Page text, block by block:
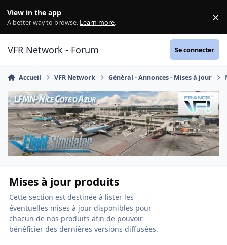
View in the app
A better way to browse. Learn more. ×
VFR Network - Forum Se connecter
Accueil VFR Network Général - Annonces - Mises à jour
Mises à jour produits
Cette section est destinée à lister les
éventuelles mises à jour disponibles pour
chacun de nos produits afin de pouvoir
bénéficier des dernières versions diffusées.